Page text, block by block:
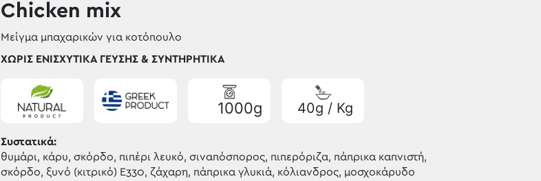
Chicken mix
Μείγμα μπαχαρικών για κοτόπουλο
ΧΩΡΊΣ ΕΝΙΣΧΥΤΙΚΆ ΓΕΎΣΗΣ & ΣΥΝΤΗΡΗΤΙΚΆ
1000g 40g / Kg
Συστατικά:
θυμάρι, κάρυ, σκόρδο, πιπέρι λευκό, σιναπόσπορος, πιπερόριζα, πάπρικα καπνιστή,
σκόρδο, ξυνό (κιτρικό) Ε330, ζάχαρη, πάπρικα γλυκιά, κόλιανδρος, μοσχοκάρυδο